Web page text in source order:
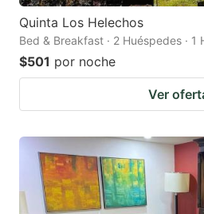
Quinta Los Helechos
Bed & Breakfast · 2 Huéspedes · 1
$501 por noche
Ver